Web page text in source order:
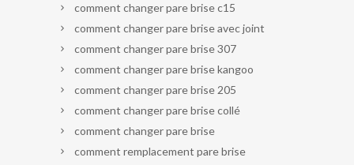
comment changer pare brise c15
comment changer pare brise avec joint
comment changer pare brise 307
comment changer pare brise kangoo
comment changer pare brise 205
comment changer pare brise collé
comment changer pare brise
comment remplacement pare brise